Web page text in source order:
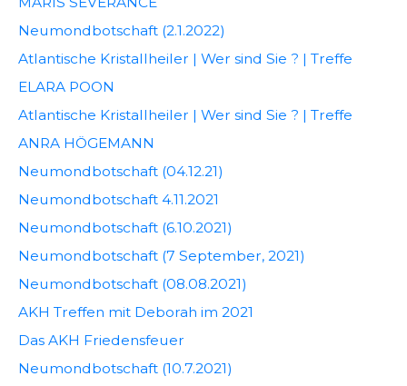
Neumondbotschaft (2.1.2022)
Atlantische Kristallheiler | Wer sind Sie ? | Treffe
ELARA POON
Atlantische Kristallheiler | Wer sind Sie ? | Treffe
ANRA HÖGEMANN
Neumondbotschaft (04.12.21)
Neumondbotschaft 4.11.2021
Neumondbotschaft (6.10.2021)
Neumondbotschaft (7 September, 2021)
Neumondbotschaft (08.08.2021)
AKH Treffen mit Deborah im 2021
Das AKH Friedensfeuer
Neumondbotschaft (10.7.2021)